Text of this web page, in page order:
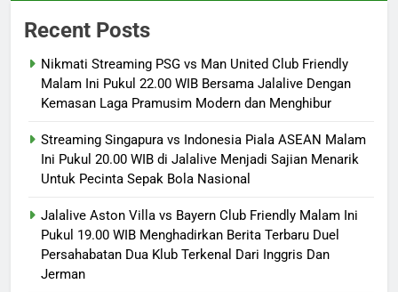
Recent Posts
Nikmati Streaming PSG vs Man United Club Friendly
Malam Ini Pukul 22.00 WIB Bersama Jalalive Dengan
Kemasan Laga Pramusim Modern dan Menghibur
Streaming Singapura vs Indonesia Piala ASEAN Malam
Ini Pukul 20.00 WIB di Jalalive Menjadi Sajian Menarik
Untuk Pecinta Sepak Bola Nasional
Jalalive Aston Villa vs Bayern Club Friendly Malam Ini
Pukul 19.00 WIB Menghadirkan Berita Terbaru Duel
Persahabatan Dua Klub Terkenal Dari Inggris Dan
Jerman